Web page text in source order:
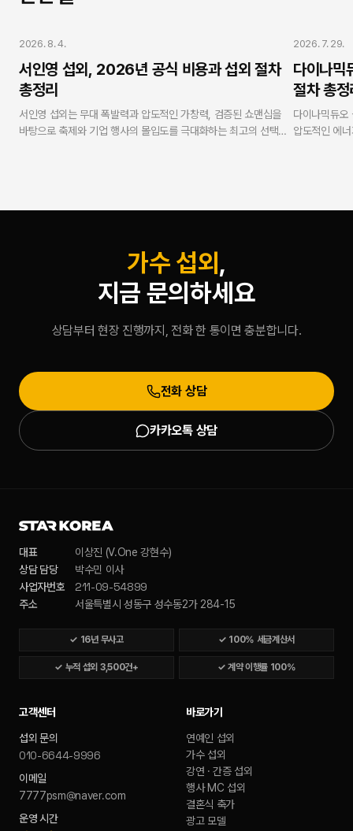
2026. 8. 4.
서인영 섭외, 2026년 공식 비용과 섭외 절차
총정리
서인영 섭외는 무대 폭발력과 압도적인 가창력, 검증된 쇼맨십을
바탕으로 축제와 기업 행사의 몰입도를 극대화하는 최고의 선택입
2026. 7. 29.
다이나믹
절차 총정
다이나믹듀오
압도적인 에
현수 대표가
가수 섭외 ,
지금 문의하세요
상담부터 현장 진행까지, 전화 한 통이면 충분합니다.
전화 상담
카카오톡 상담
대표
이상진 (V.One 강현수)
상담 담당
박수민 이사
사업자번호
211-09-54899
주소 서울특별시 성동구 성수동2가 284-15
✓ 16년 무사고 ✓ 100% 세금계산서
✓ 누적 섭외 3,500건+ ✓ 계약 이행률 100%
고객센터
섭외 문의
010-6644-9996
이메일
7777psm@naver.com
운영 시간
바로가기
연예인 섭외
가수 섭외
강연 · 간증 섭외
행사 MC 섭외
결혼식 축가
광고 모델